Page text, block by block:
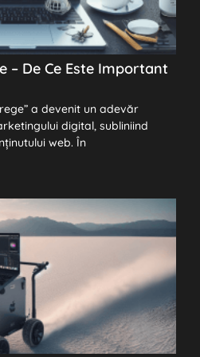
– De Ce Este Important
a devenit un adevăr
digital, subliniind
web. În